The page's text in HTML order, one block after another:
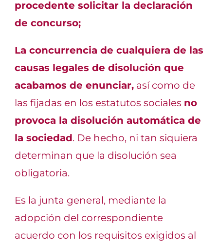
procedente solicitar la declaración
de concurso;
La concurrencia de cualquiera de las
causas legales de disolución que
acabamos de enunciar, así como de
las fijadas en los estatutos sociales no
provoca la disolución automática de
la sociedad. De hecho, ni tan siquiera
determinan que la disolución sea
obligatoria.
Es la junta general, mediante la
adopción del correspondiente
acuerdo con los requisitos exigidos al